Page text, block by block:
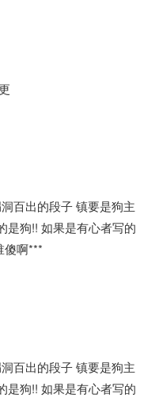
百出的段子 镇要是狗主
是狗!! 如果是有心者写的
傻啊***
百出的段子 镇要是狗主
是狗!! 如果是有心者写的